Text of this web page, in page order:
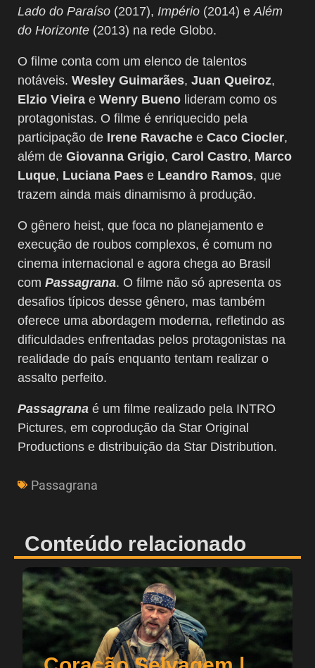
Lado do Paraíso (2017), Império (2014) e Além
do Horizonte (2013) na rede Globo.
O filme conta com um elenco de talentos
notáveis. Wesley Guimarães, Juan Queiroz,
Elzio Vieira e Wenry Bueno lideram como os
protagonistas. O filme é enriquecido pela
participação de Irene Ravache e Caco Ciocler,
além de Giovanna Grigio, Carol Castro, Marco
Luque, Luciana Paes e Leandro Ramos, que
trazem ainda mais dinamismo à produção.
O gênero heist, que foca no planejamento e
execução de roubos complexos, é comum no
cinema internacional e agora chega ao Brasil
com Passagrana. O filme não só apresenta os
desafios típicos desse gênero, mas também
oferece uma abordagem moderna, refletindo as
dificuldades enfrentadas pelos protagonistas na
realidade do país enquanto tentam realizar o
assalto perfeito.
Passagrana é um filme realizado pela INTRO
Pictures, em coprodução da Star Original
Productions e distribuição da Star Distribution.
Passagrana
Conteúdo relacionado